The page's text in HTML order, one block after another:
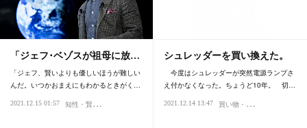
「ジェフ･ベゾスが祖母に放…
「ジェフ、賢いよりも優しいほうが難しい
んだ。いつかおまえにもわかるときがく…
2021.12.15 01:57 知
性・賢さ
シュレッダーを買い換えた。
今度はシュレッダーが突然電源ランプさ
え付かなくなった。ちょうど10年。 切…
2021.12.14 13:47 買
い物・デパート